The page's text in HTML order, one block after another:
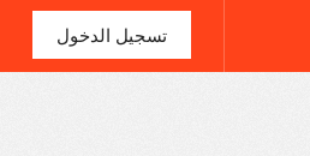
تسجيل الدخول